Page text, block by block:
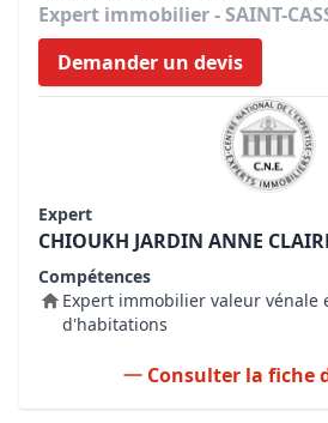
Expert immobilier - SAINT-
Demander un devis
Expert
CHIOUKH JARDIN ANNE
Compétences
Expert immobilier valeur vénale
d'habitations
Consulter la fiche